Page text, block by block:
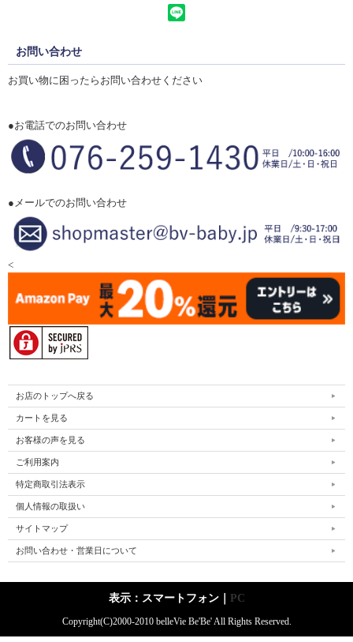
お問い合わせ
お買い物に困ったらお問い合わせください
●お電話でのお問い合わせ
●メールでのお問い合わせ
<
お店のトップへ戻る
カートを見る
お客様の声を見る
ご利用案内
特定商取引法表示
個人情報の取扱い
サイトマップ
お問い合わせ・営業日について
表示：スマートフォン｜ PC
Copyright(C)2000-2010 belleVie Be'Be' All Rights Reserved.